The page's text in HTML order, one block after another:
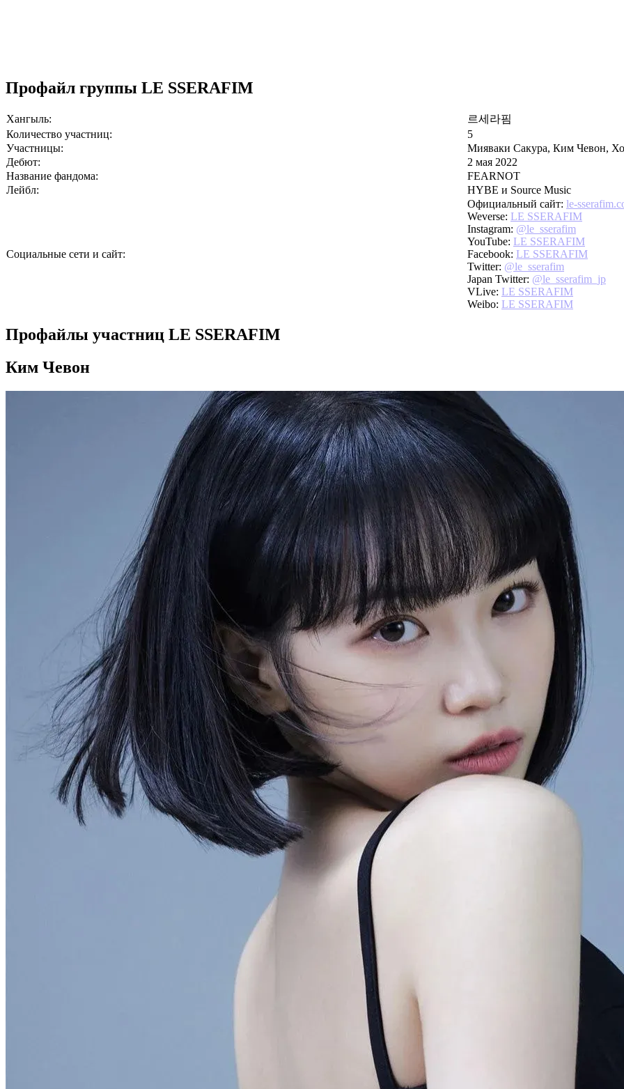
Профайл группы LE SSERAFIM
Хангыль:
르세라핌
Количество участниц:
5
Участницы:
Мияваки Сакура, Ким Чевон,
Дебют:
2 мая 2022
Название фандома:
FEARNOT
Лейбл:
HYBE и Source Music
Социальные сети и сайт:
Официальный сайт: le-
Weverse: LE SSERAFIM
Instagram: @le_sserafim
YouTube: LE SSERAFIM
Facebook: LE SSERAFIM
Twitter: @le_sserafim
Japan Twitter: @le_sserafim_jp
VLive: LE SSERAFIM
Weibo: LE SSERAFIM
Профайлы участниц LE SSERAFIM
Ким Чевон